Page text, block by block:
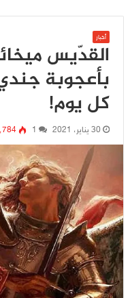
أخبار
القدّيس
بأعجوبة
كل يوم!
30 يناير، 2021 1